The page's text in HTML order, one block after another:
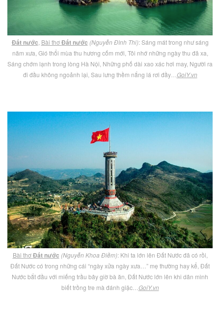
Đất nước Bài thơĐất nước (Nguyễn Đình Thi): Sáng mát trong như sáng
năm xưa, Gió thổi mùa thu hương cốm mới, Tôi nhớ những ngày thu đã xa,
Sáng chớm lạnh trong lòng Hà Nội, Những phố dài xao xác hơi may, Người ra
đi đầu không ngoảnh lại, Sau lưng thềm nắng lá rơi đầy… GoiY.vn
Bài thơĐất nước (Nguyễn Khoa Điềm): Khi ta lớn lên Đất Nước đã có rồi,
Đất Nước có trong những cái “ngày xửa ngày xưa…” mẹ thường hay kể, Đất
Nước bắt đầu với miếng trầu bây giờ bà ăn, Đất Nước lớn lên khi dân mình
biết trồng tre mà đánh giặc… GoiY.vn